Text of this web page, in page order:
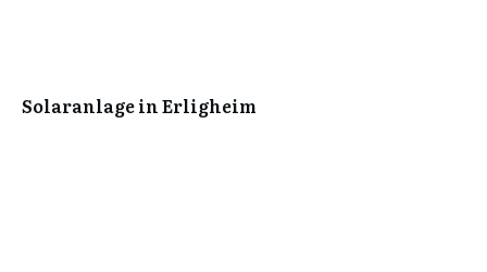
Solaranlage in Erligheim